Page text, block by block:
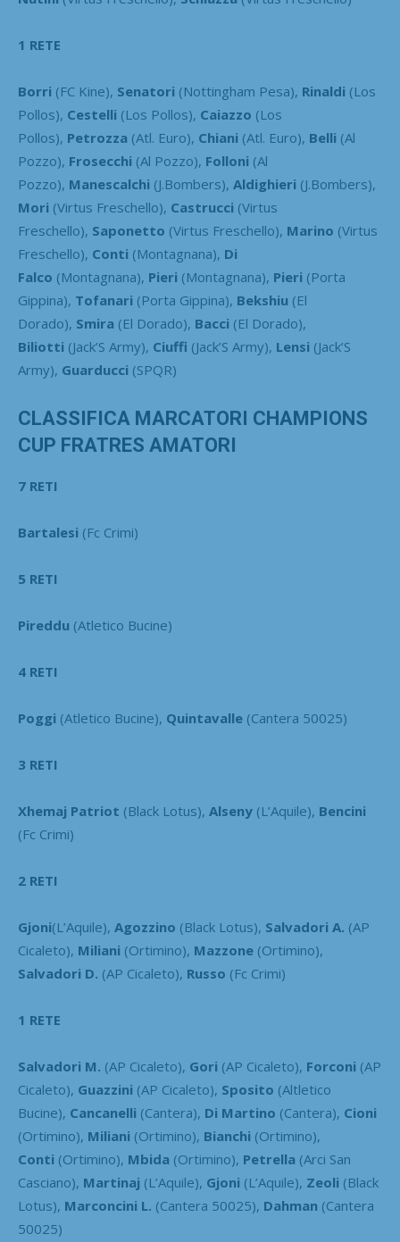
1 RETE
Borri (FC Kine), Senatori (Nottingham Pesa), Rinaldi (Los
Pollos), Cestelli (Los Pollos), Caiazzo (Los
Pollos), Petrozza (Atl. Euro), Chiani (Atl. Euro), Belli (Al
Pozzo), Frosecchi (Al Pozzo), Folloni (Al
Pozzo), Manescalchi (J.Bombers), Aldighieri (J.Bombers),
Mori (Virtus Freschello), Castrucci (Virtus
Freschello), Saponetto (Virtus Freschello), Marino (Virtus
Freschello), Conti (Montagnana), Di
Falco (Montagnana), Pieri (Montagnana), Pieri (Porta
Gippina), Tofanari (Porta Gippina), Bekshiu (El
Dorado), Smira (El Dorado), Bacci (El Dorado),
Biliotti (Jack’S Army), Ciuffi (Jack’S Army), Lensi (Jack’S
Army), Guarducci (SPQR)
CLASSIFICA MARCATORI CHAMPIONS
CUP FRATRES AMATORI
7 RETI
Bartalesi (Fc Crimi)
5 RETI
Pireddu (Atletico Bucine)
4 RETI
Poggi (Atletico Bucine), Quintavalle (Cantera 50025)
3 RETI
Xhemaj Patriot (Black Lotus), Alseny (L’Aquile), Bencini
(Fc Crimi)
2 RETI
Gjoni(L’Aquile), Agozzino (Black Lotus), Salvadori A. (AP
Cicaleto), Miliani (Ortimino), Mazzone (Ortimino),
Salvadori D. (AP Cicaleto), Russo (Fc Crimi)
1 RETE
Salvadori M. (AP Cicaleto), Gori (AP Cicaleto), Forconi (AP
Cicaleto), Guazzini (AP Cicaleto), Sposito (Altletico
Bucine), Cancanelli (Cantera), Di Martino (Cantera), Cioni
(Ortimino), Miliani (Ortimino), Bianchi (Ortimino),
Conti (Ortimino), Mbida (Ortimino), Petrella (Arci San
Casciano), Martinaj (L’Aquile), Gjoni (L’Aquile), Zeoli (Black
Lotus), Marconcini L. (Cantera 50025), Dahman (Cantera
50025)